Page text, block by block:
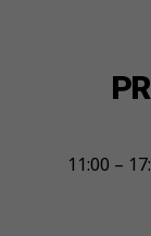
11:00 –